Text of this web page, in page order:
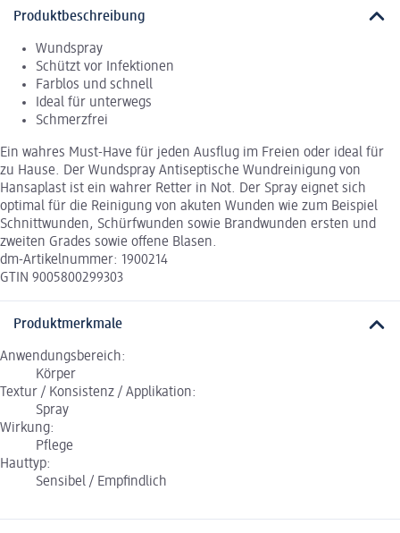
Produktbeschreibung
Wundspray
Schützt vor Infektionen
Farblos und schnell
Ideal für unterwegs
Schmerzfrei
Ein wahres Must-Have für jeden Ausflug im Freien oder ideal für
zu Hause. Der Wundspray Antiseptische Wundreinigung von
Hansaplast ist ein wahrer Retter in Not. Der Spray eignet sich
optimal für die Reinigung von akuten Wunden wie zum Beispiel
Schnittwunden, Schürfwunden sowie Brandwunden ersten und
zweiten Grades sowie offene Blasen.
dm-Artikelnummer: 1900214
GTIN 9005800299303
Produktmerkmale
Anwendungsbereich:
Körper
Textur / Konsistenz / Applikation:
Spray
Wirkung:
Pflege
Hauttyp:
Sensibel / Empfindlich